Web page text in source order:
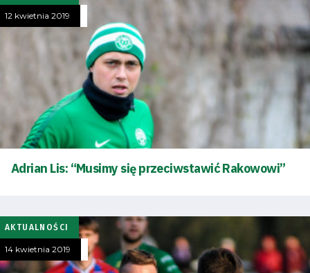
oszczędności
12 kwietnia 2019
Adrian Lis: “Musimy się przeciwstawić Rakowowi”
AKTUALNOŚCI
14 kwietnia 2019